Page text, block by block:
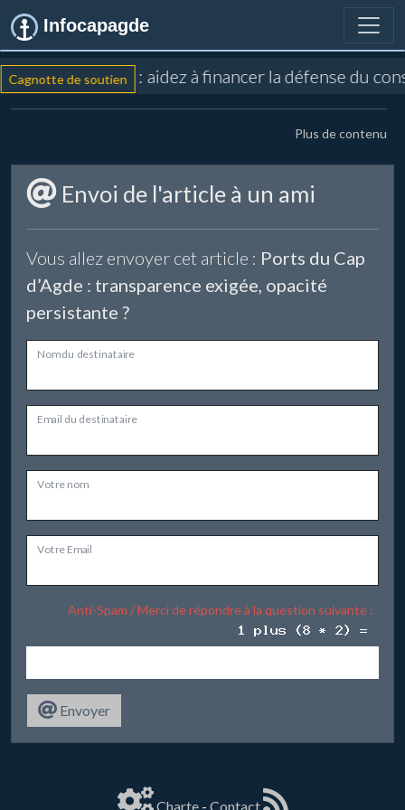
Infocapagde
Cagnotte de soutien : aidez à financer la défense du
Plus de contenu
Envoi de l'article à un ami
Vous allez envoyer cet article : Ports du Cap
d’Agde : transparence exigée, opacité
persistante ?
Nom du destinataire
Email du destinataire
Votre nom
Votre Email
Anti-Spam / Merci de répondre à la question suivante :
Envoyer
Charte- Contact